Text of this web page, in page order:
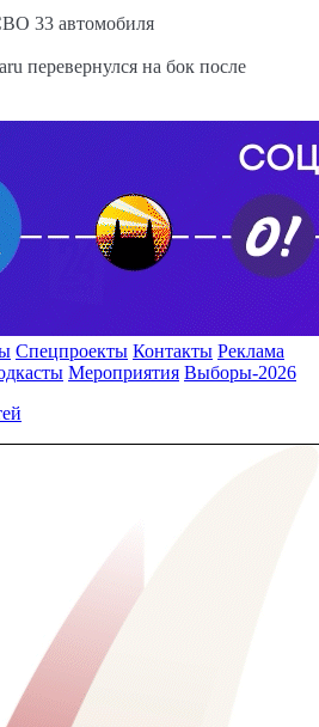
33 автомобиля
перевернулся на бок после
Спецпроекты Контакты Реклама
Мероприятия Выборы-2026